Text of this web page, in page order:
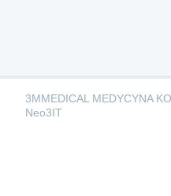
3MMEDICAL MEDYCYNA
Neo3IT